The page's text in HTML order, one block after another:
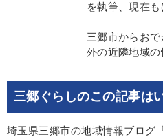
を執筆、現在も
三郷市からお
外の近隣地域の
三郷ぐらしのこの記事は
埼玉県三郷市の地域情報ブログ